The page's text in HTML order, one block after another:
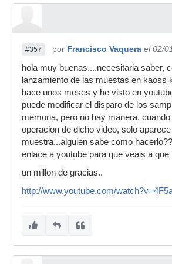
#357 por Francisco Vaquera el 02/
hola muy buenas....necesitaria saber,
lanzamiento de las muestas en kaoss
hace unos meses y he visto en
puede modificar el disparo de los
memoria, pero no hay manera,
operacion de dicho video, solo
muestra...alguien sabe como
enlace a youtube para que veais a que
un millon de gracias..
http://www.youtube.com/